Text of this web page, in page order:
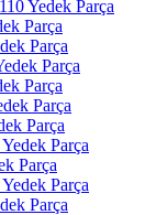
Yedek Parça
Parça
Parça
Parça
Parça
Parça
Parça
Parça
Parça
Parça
Parça